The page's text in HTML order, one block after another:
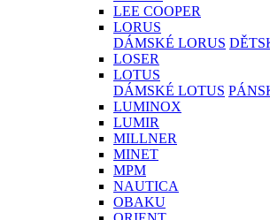
LEE COOPER
LORUS
DÁMSKÉ LORUS
LOSER
LOTUS
DÁMSKÉ LOTUS
LUMINOX
LUMIR
MILLNER
MINET
MPM
NAUTICA
OBAKU